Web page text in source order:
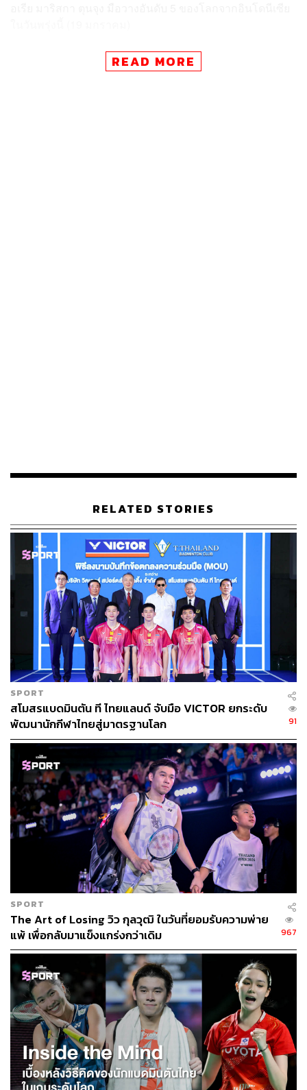
กีฬาแบดมินตัน
การแข่งขันแบดมินตัน
หมิว-พรปวีณ์ ช่อชูวงศ์
India Open 2025
READ MORE
RELATED STORIES
SPORT
สโมสรแบดมินตัน ที ไทยแลนด์ จับมือ VICTOR ยกระดับ
พัฒนานักกีฬาไทยสู่มาตรฐานโลก
91
SPORT
The Art of Losing วิว กุลวุฒิ ในวันที่ยอมรับความพ่าย
แพ้ เพื่อกลับมาแข็งแกร่งกว่าเดิม
967